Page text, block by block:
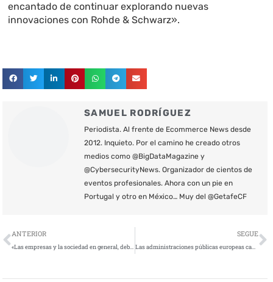
encantado de continuar explorando nuevas
innovaciones con Rohde & Schwarz».
SAMUEL RODRÍGUEZ
Periodista. Al frente de Ecommerce News desde
2012. Inquieto. Por el camino he creado otros
medios como @BigDataMagazine y
@CybersecurityNews. Organizador de cientos de
eventos profesionales. Ahora con un pie en
Portugal y otro en México… Muy del @GetafeCF
Ant
ANTERIOR
«Las empresas y la sociedad en general, deberán de vacunarse contra la ciberdelincuencia»
SEGUE
Las administraciones públicas europeas capacitan a más ciudadanos a través de unos servicios públicos digitales de confianza